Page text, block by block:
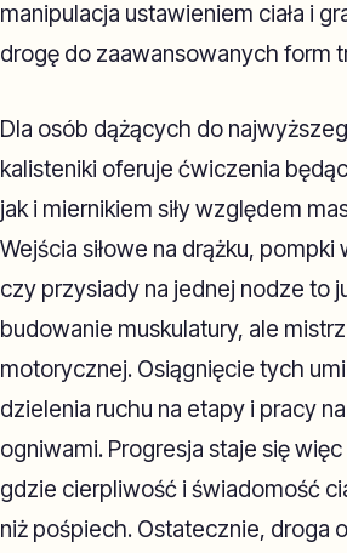
manipulacja ustawieniem ciała i
drogę do zaawansowanych form
Dla osób dążących do
kalisteniki oferuje ćwiczenia
jak i miernikiem siły względem
Wejścia siłowe na drążku, pompki
czy przysiady na jednej nodze to
budowanie muskulatury, ale
motorycznej. Osiągnięcie tych
dzielenia ruchu na etapy i pracy
ogniwami. Progresja staje się
gdzie cierpliwość i świadomość
niż pośpiech. Ostatecznie, droga